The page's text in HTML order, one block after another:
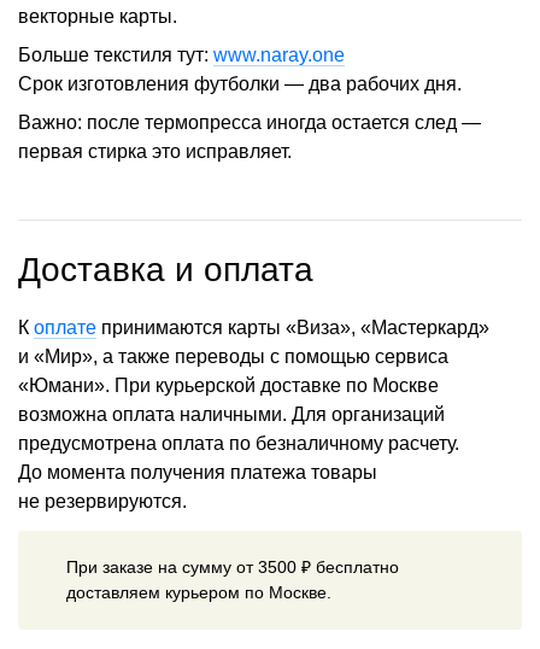
векторные карты.
Больше текстиля тут: www.naray.one
Срок изготовления футболки — два рабочих дня.
Важно: после термопресса иногда остается след —
первая стирка это исправляет.
Доставка и оплата
К оплате принимаются карты «Виза», «Мастеркард»
и «Мир», а также переводы с помощью сервиса
«Юмани». При курьерской доставке по Москве
возможна оплата наличными. Для организаций
предусмотрена оплата по безналичному расчету.
До момента получения платежа товары
не резервируются.
При заказе на сумму от 3500 ₽ бесплатно
доставляем курьером по Москве.